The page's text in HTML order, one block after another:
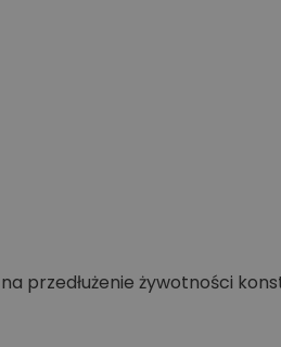
przedłużenie żywotności